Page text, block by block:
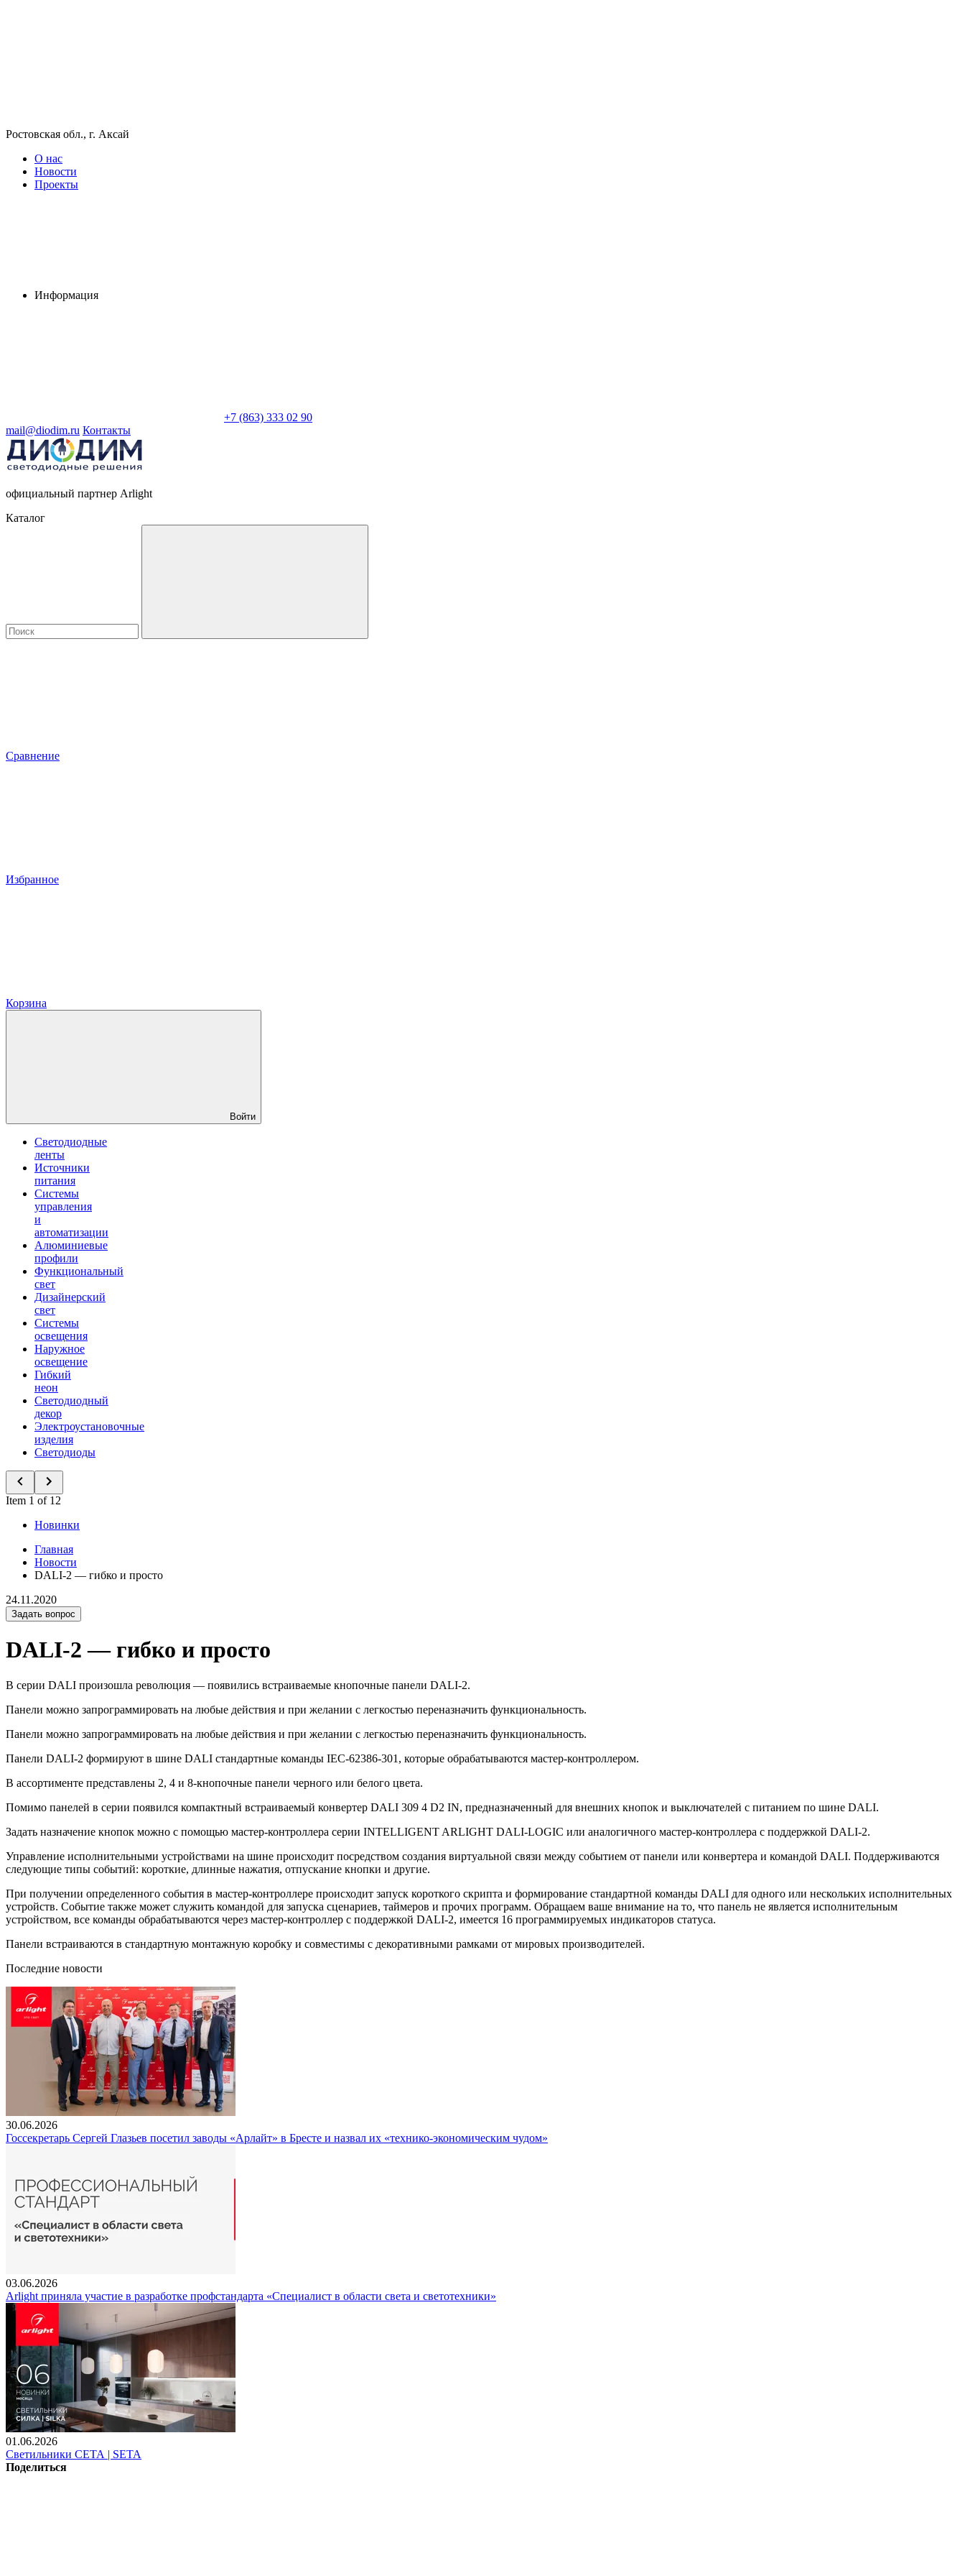
Ростовская обл., г. Аксай
О нас
Новости
Проекты
Информация
+7 (863) 333 02 90
mail@diodim.ru Контакты
официальный партнер Arlight
Каталог
Сравнение
Избранное
Корзина
Войти
Светодиодные
ленты
Источники
питания
Системы
управления
и
автоматизации
Алюминиевые
профили
Функциональный
свет
Дизайнерский
свет
Системы
освещения
Наружное
освещение
Гибкий
неон
Светодиодный
декор
Электроустановочные
изделия
Светодиоды
Item 1 of 12
Новинки
Главная
Новости
DALI-2 — гибко и просто
24.11.2020
Задать вопрос
DALI-2 — гибко и просто
В серии DALI произошла революция — появились встраиваемые кнопочные панели DALI-2.
Панели можно запрограммировать на любые действия и при желании с легкостью переназначить функциональность.
Панели можно запрограммировать на любые действия и при желании с легкостью переназначить функциональность.
Панели DALI-2 формируют в шине DALI стандартные команды IEC-62386-301, которые обрабатываются мастер-контроллером.
В ассортименте представлены 2, 4 и 8-кнопочные панели черного или белого цвета.
Помимо панелей в серии появился компактный встраиваемый конвертер DALI 309 4 D2 IN, предназначенный для внешних кнопок и выключателей с питанием по шине DALI.
Задать назначение кнопок можно с помощью мастер-контроллера серии INTELLIGENT ARLIGHT DALI-LOGIC или аналогичного мастер-контроллера c поддержкой DALI-2.
Управление исполнительными устройствами на шине происходит посредством создания виртуальной связи между событием от панели или конвертера и командой DALI. Поддерживаются
следующие типы событий: короткие, длинные нажатия, отпускание кнопки и другие.
При получении определенного события в мастер-контроллере происходит запуск короткого скрипта и формирование стандартной команды DALI для одного или нескольких исполнительных
устройств. Событие также может служить командой для запуска сценариев, таймеров и прочих программ. Обращаем ваше внимание на то, что панель не является исполнительным
устройством, все команды обрабатываются через мастер-контроллер с поддержкой DALI-2, имеется 16 программируемых индикаторов статуса.
Панели встраиваются в стандартную монтажную коробку и совместимы с декоративными рамками от мировых производителей.
Последние новости
30.06.2026
Госсекретарь Сергей Глазьев посетил заводы «Арлайт» в Бресте и назвал их «технико-экономическим чудом»
03.06.2026
Arlight приняла участие в разработке профстандарта «Специалист в области света и светотехники»
01.06.2026
Светильники СЕТА | SETA
Поделиться